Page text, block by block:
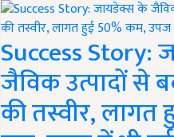
Success Story:
जैविक उत्पादों से
की तस्वीर, लागत